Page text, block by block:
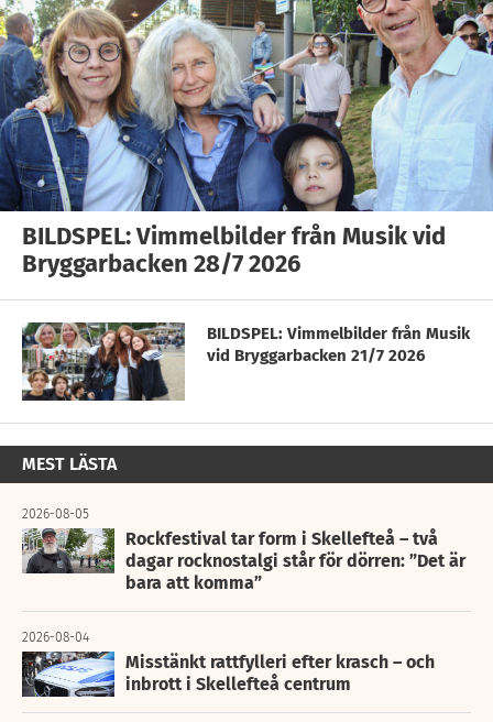
BILDSPEL: Vimmelbilder från Musik vid
Bryggarbacken 28/7 2026
BILDSPEL: Vimmelbilder från Musik
vid Bryggarbacken 21/7 2026
MEST LÄSTA
2026-08-05
Rockfestival tar form i Skellefteå – två
dagar rocknostalgi står för dörren: ”Det är
bara att komma”
2026-08-04
Misstänkt rattfylleri efter krasch – och
inbrott i Skellefteå centrum